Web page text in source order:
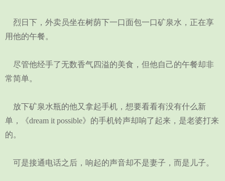
烈日下，外卖员坐在树荫下一口面包一口矿泉水，正在享
用他的午餐。
尽管他经手了无数香气四溢的美食，但他自己的午餐却非
常简单。
放下矿泉水瓶的他又拿起手机，想要看看有没有什么新
单，《dream it possible》的手机铃声却响了起来，是老婆打来
的。
可是接通电话之后，响起的声音却不是妻子，而是儿子。